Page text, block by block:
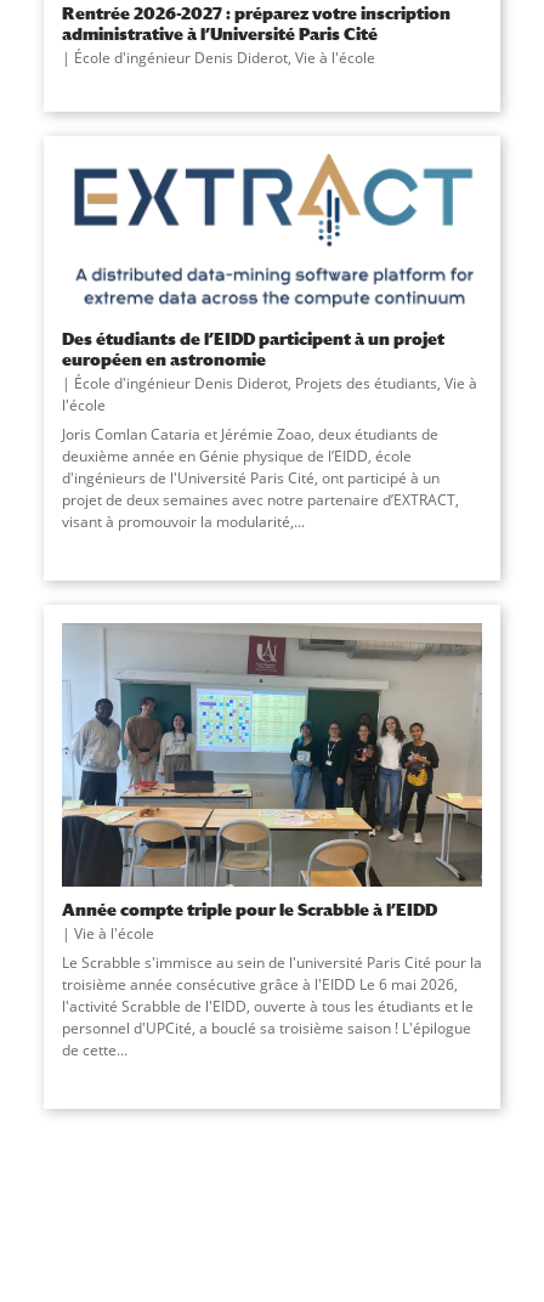
Rentrée 2026-2027 : préparez votre inscription
administrative à l’Université Paris Cité
École d'ingénieur Denis Diderot, Vie à l'école
Des étudiants de l’EIDD participent à un projet
européen en astronomie
École d'ingénieur Denis Diderot, Projets des étudiants, Vie à
l'école
Joris Comlan Cataria et Jérémie Zoao, deux étudiants de
deuxième année en Génie physique de l’EIDD, école
d'ingénieurs de l'Université Paris Cité, ont participé à un
projet de deux semaines avec notre partenaire d’EXTRACT,
visant à promouvoir la modularité,...
Année compte triple pour le Scrabble à l’EIDD
Vie à l'école
Le Scrabble s'immisce au sein de l'université Paris Cité pour la
troisième année consécutive grâce à l'EIDD Le 6 mai 2026,
l'activité Scrabble de l'EIDD, ouverte à tous les étudiants et le
personnel d'UPCité, a bouclé sa troisième saison ! L'épilogue
de cette...